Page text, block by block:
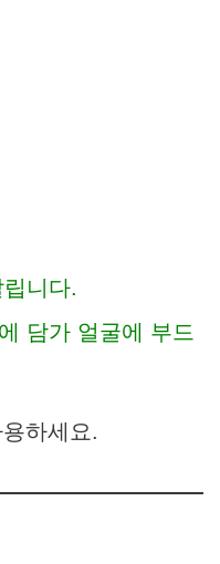
니다.
담가 얼굴에 부드
하세요.